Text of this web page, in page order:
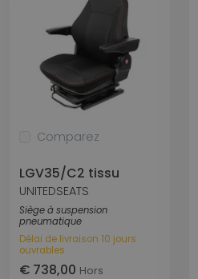
Comparez
LGV35/C2 tissu
UNITEDSEATS
Siège à suspension
pneumatique
Délai de livraison 10 jours
ouvrables
€ 738,00 Hors